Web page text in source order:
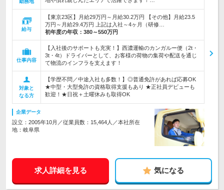
勤務地
給与
【東京23区】月給29万円～月給30.2万円 【その他】月給23.5
万円～月給29.4万円 上記は入社～4ヶ月（研修…
初年度の年収： 380～550万円
仕事内容
【入社後のサポートも充実！】西濃運輸のカンガルー便（2t・
3t・4t）ドライバーとして、お客様の荷物の集荷や配送を通じ
て物流のインフラを支えます！
対象と
なる方
【学歴不問／中途入社も多数！】◎普通免許があれば応募OK
★中型・大型免許の資格取得支援もあり ★正社員デビューも
歓迎！★日祝＋土曜休みも取得OK
企業データ
設立：2005年10月／従業員数：15,464人／本社所在
地：岐阜県
求人詳細を見る 気になる